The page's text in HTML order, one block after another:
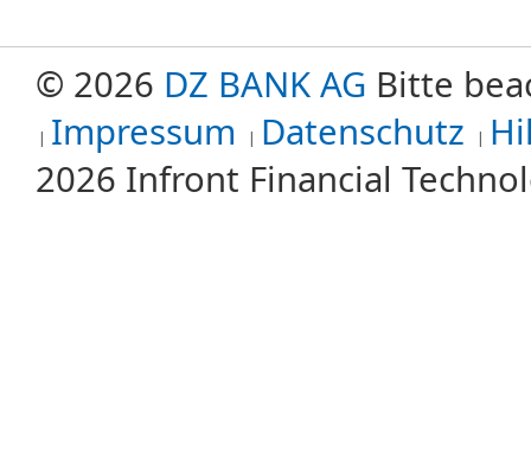
© 2026 DZ BANK AG Bitte
Impressum
Datenschutz
2026 Infront Financial